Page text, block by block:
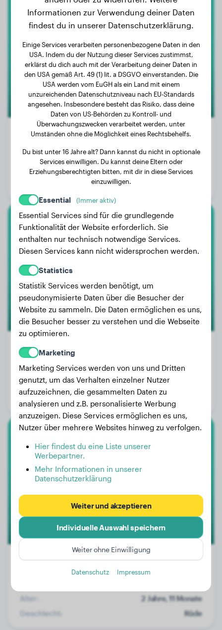
Sarplaninac
Gewicht:
18 kg
Alter:
3 Jahre
American Staffordshire Terrier
Muchu
Gewicht:
24 kg
Alter:
2 Jahre, 10 Monate
Geschlecht:
Max
Alter:
2 Jahre, 11 Monate
Geschlecht:
Rüde
Informationen zur Verwendung deiner Daten
findest du in unserer Datenschutzerklärung.
Einige Services verarbeiten personenbezogene Daten in den
USA. Indem du der Nutzung dieser Services zustimmst,
erklärst du dich auch mit der Verarbeitung deiner Daten in
den USA gemäß Art. 49 (1) lit. a DSGVO einverstanden. Die
USA werden vom EuGH als ein Land mit einem
unzureichenden Datenschutzniveau nach EU-Standards
angesehen. Insbesondere besteht das Risiko, dass deine
Daten von US-Behörden zu Kontroll- und
Überwachungszwecken verarbeitet werden, unter
Umständen ohne die Möglichkeit eines Rechtsbehelfs.
Du bist unter 16 Jahre alt? Dann kannst du nicht in optionale
Services einwilligen. Du kannst deine Eltern oder
Erziehungsberechtigten bitten, mit dir in diese Services
einzuwilligen.
Essential (Immer aktiv)
Essential Services sind für die grundlegende
Funktionalität der Website erforderlich. Sie
enthalten nur technisch notwendige Services.
Diesen Services kann nicht widersprochen werden.
Statistics
Statistik Services werden benötigt, um
pseudonymisierte Daten über die Besucher der
Website zu sammeln. Die Daten ermöglichen es uns,
die Besucher besser zu verstehen und die Webseite
zu optimieren.
Marketing
Marketing Services werden von uns und Dritten
genutzt, um das Verhalten einzelner Nutzer
aufzuzeichnen, die gesammelten Daten zu
analysieren und z.B. personalisierte Werbung
anzuzeigen. Diese Services ermöglichen es uns,
Nutzer über mehrere Websites hinweg zu verfolgen.
Hier findest du eine Liste unserer
Werbepartner.
Mehr Informationen in unserer
Datenschutzerklärung
Weiter und akzeptieren
Individuelle Auswahl speichern
Weiter ohne Einwilligung
Datenschutz Impressum